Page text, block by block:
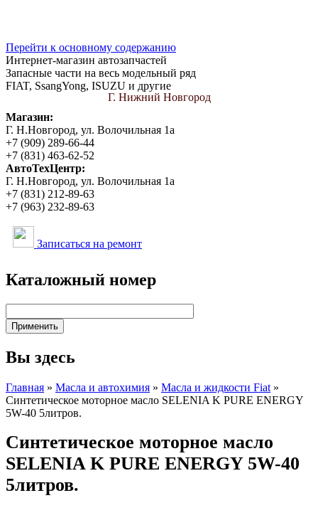
Перейти к основному содержанию
Интернет-магазин автозапчастей
Запасные части на весь модельный ряд
FIAT, SsangYong, ISUZU и другие
Г. Нижний Новгород
Магазин:
Г. Н.Новгород, ул. Волочильная 1а
+7 (909) 289-66-44
+7 (831) 463-62-52
АвтоТехЦентр:
Г. Н.Новгород, ул. Волочильная 1а
+7 (831) 212-89-63
+7 (963) 232-89-63
Записаться на ремонт
Каталожный номер
Вы здесь
Главная » Масла и автохимия » Масла и жидкости Fiat »
Синтетическое моторное масло SELENIA K PURE ENERGY
5W-40 5литров.
Синтетическое моторное масло
SELENIA K PURE ENERGY 5W-40
5литров.